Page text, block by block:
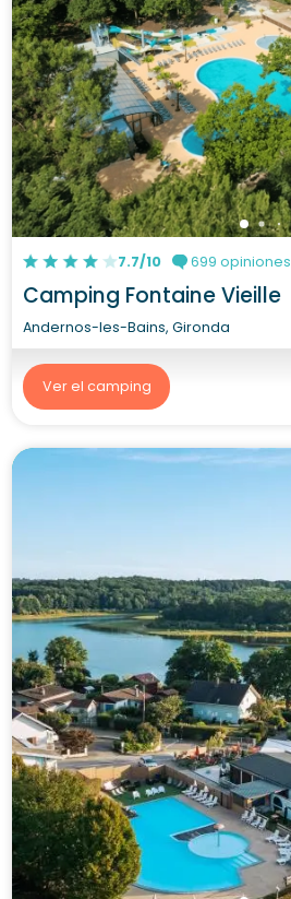
7.7/10 699 opiniones
Camping Fontaine Vieille
Andernos-les-Bains, Gironda
Ver el camping